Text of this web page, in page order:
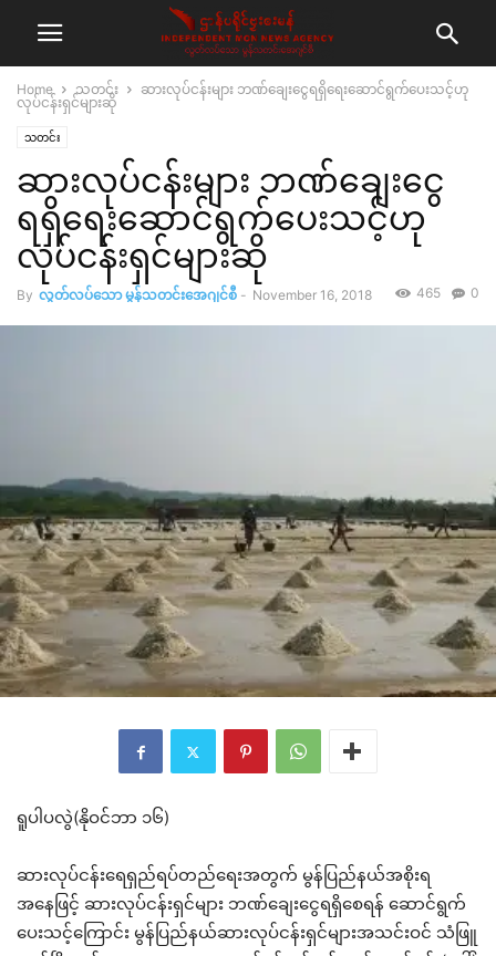
Home သတင်း
ဆားလုပ်ငန်းများ ဘဏ်ချေးငွေရရှိရေးဆောင်ရွက်ပေးသင့်ဟု
လုပ်ငန်းရှင်များဆို
သတင်း
ဆားလုပ်ငန်းများ ဘဏ်ချေးငွေ
ရရှိရေးဆောင်ရွက်ပေးသင့်ဟု
လုပ်ငန်းရှင်များဆို
By လွတ်လပ်သော မွန်သတင်းအေဂျင်စီ - November 16, 2018 0
465
ရူပါပလွဲ(နိုဝင်ဘာ ၁၆)
ဆားလုပ်ငန်းရေရှည်ရပ်တည်ရေးအတွက် မွန်ပြည်နယ်အစိုးရ
အနေဖြင့် ဆားလုပ်ငန်းရှင်များ ဘဏ်ချေးငွေရရှိစေရန် ဆောင်ရွက်
ပေးသင့်ကြောင်း မွန်ပြည်နယ်ဆားလုပ်ငန်းရှင်များအသင်းဝင် သံဖြူ